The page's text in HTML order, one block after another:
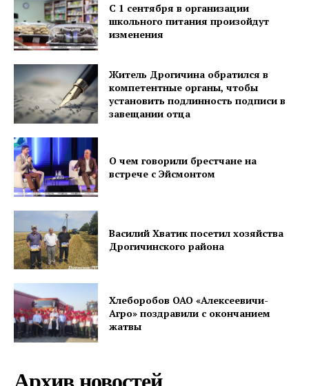
С 1 сентября в организации
школьного питания произойдут
изменения
Житель Дрогичина обратился в
компетентные органы, чтобы
установить подлинность подписи в
завещании отца
О чем говорили брестчане на
встрече с Эйсмонтом
Василий Хватик посетил хозяйства
Дрогичинского района
Хлеборобов ОАО «Алексеевичи-
Агро» поздравили с окончанием
жатвы